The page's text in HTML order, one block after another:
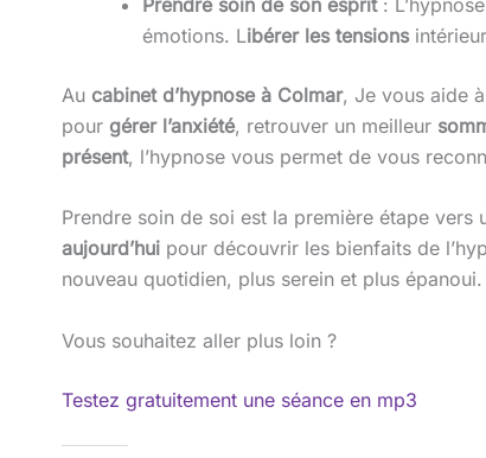
émotions. Libérer les tensions
Au cabinet d’hypnose à Colmar, Je vous aide
pour gérer l’anxiété, retrouver un meilleur
présent, l’hypnose vous permet de vous
Prendre soin de soi est la première étape vers
aujourd’hui pour découvrir les bienfaits de
nouveau quotidien, plus serein et plus épanoui.
Vous souhaitez aller plus loin ?
Testez gratuitement une séance en mp3